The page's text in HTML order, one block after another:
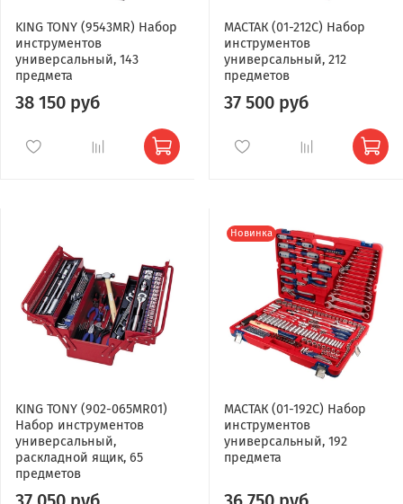
KING TONY (9543MR) Набор
инструментов
универсальный, 143
предмета
38 150 руб
МАСТАК (01-212C) Набор
инструментов
универсальный, 212
предметов
37 500 руб
KING TONY (902-065MR01)
Набор инструментов
универсальный,
раскладной ящик, 65
предметов
Новинка
МАСТАК (01-192C) Набор
инструментов
универсальный, 192
предмета